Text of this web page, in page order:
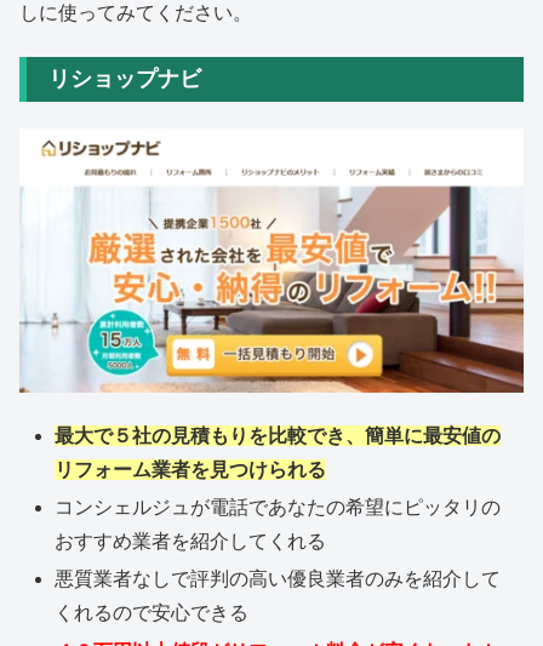
しに使ってみてください。
リショップナビ
最大で５社の見積もりを比較でき、簡単に最安値の
リフォーム業者を見つけられる
コンシェルジュが電話であなたの希望にピッタリの
おすすめ業者を紹介してくれる
悪質業者なしで評判の高い優良業者のみを紹介して
くれるので安心できる